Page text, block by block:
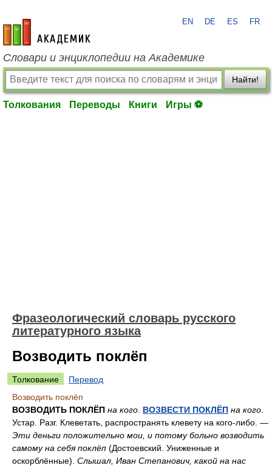
academic.ru
EN DE ES FR
Словари и энциклопедии на Академике
Найти!
Толкования Переводы Книги Игры ⚽
Фразеологический словарь русского
литературного языка
Возводить поклёп
Толкование
Перевод
Возводить поклёп
ВОЗВОДИТЬ ПОКЛЁП на кого ВОЗВЕСТИ ПОКЛЁП на кого
Устар. Разг. Клеветать, распространять клевету на кого-либо. —
Эти деньги положительно мои, и потому больно возводить
самому на себя поклёп (Достоевский. Униженные и
оскорблённые). Слышал, Иван Степанович, какой на нас